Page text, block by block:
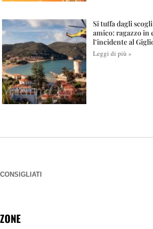
Si tuffa dagli scogli
amico: ragazzo in
l’incidente al
Leggi di più »
CONSIGLIATI
ZONE